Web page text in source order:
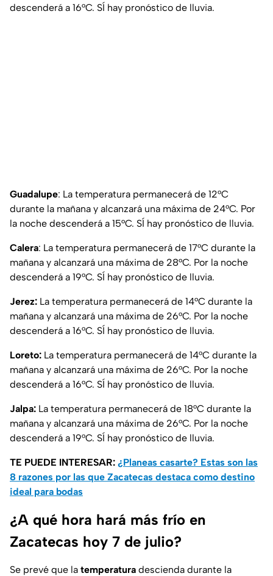
descenderá a 16°C. SÍ hay pronóstico de lluvia.
Guadalupe: La temperatura permanecerá de 12°C
durante la mañana y alcanzará una máxima de 24°C. Por
la noche descenderá a 15°C. SÍ hay pronóstico de lluvia.
Calera: La temperatura permanecerá de 17°C durante la
mañana y alcanzará una máxima de 28°C. Por la noche
descenderá a 19°C. SÍ hay pronóstico de lluvia.
Jerez: La temperatura permanecerá de 14°C durante la
mañana y alcanzará una máxima de 26°C. Por la noche
descenderá a 16°C. SÍ hay pronóstico de lluvia.
Loreto: La temperatura permanecerá de 14°C durante la
mañana y alcanzará una máxima de 26°C. Por la noche
descenderá a 16°C. SÍ hay pronóstico de lluvia.
Jalpa: La temperatura permanecerá de 18°C durante la
mañana y alcanzará una máxima de 26°C. Por la noche
descenderá a 19°C. SÍ hay pronóstico de lluvia.
TE PUEDE INTERESAR: ¿Planeas casarte? Estas son las
8 razones por las que Zacatecas destaca como destino
ideal para bodas
¿A qué hora hará más frío en
Zacatecas hoy 7 de julio?
Se prevé que la temperatura descienda durante la